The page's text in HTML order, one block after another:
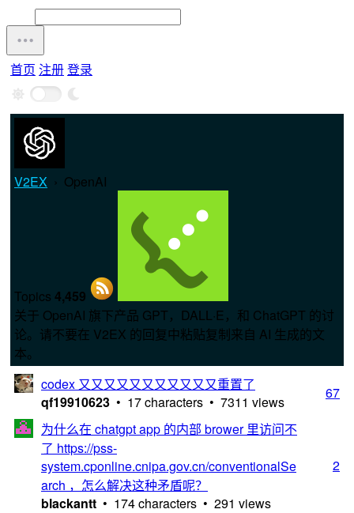
首页 注册登录
V2EX › OpenAI
Topics 4,459
关于 OpenAI 旗下产品 GPT，DALL·E，和 ChatGPT 的讨
论。请不要在 V2EX 的回复中粘贴复制来自 AI 生成的文
本。
codex 又又又又又又又又又又又重置了
qf19910623 • 17 characters • 7311 views
67
为什么在 chatgpt app 的内部 brower 里访问不
了 https://pss-
system.cponline.cnipa.gov.cn/conventionalSe
arch ，怎么解决这种矛盾呢？
blackantt • 174 characters • 291 views
2